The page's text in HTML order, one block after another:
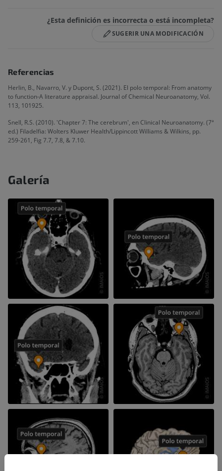
¿Esta definición es incorrecta o está incompleta?
SUGERIR UNA MODIFICACIÓN
Referencias
Herlin, B., Navarro, V. y Dupont, S. (2021). El polo temporal: From anatomy
to function-A literature appraisal. Journal of Chemical Neuroanatomy, Vol.
113, 101925.
Snell, R.S. (2010). 'Chapter 7: The cerebrum', en Clinical Neuroanatomy. (7ª
ed.) Filadelfia: Wolters Kluwer Health/Lippincott Williams & Wilkins, pp.
259-261, Fig 7.7, 7.8, & 7.10.
Galería